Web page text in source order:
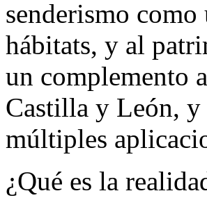
senderismo como
hábitats, y al
un complemento
Castilla y León, y
múltiples
¿Qué es la